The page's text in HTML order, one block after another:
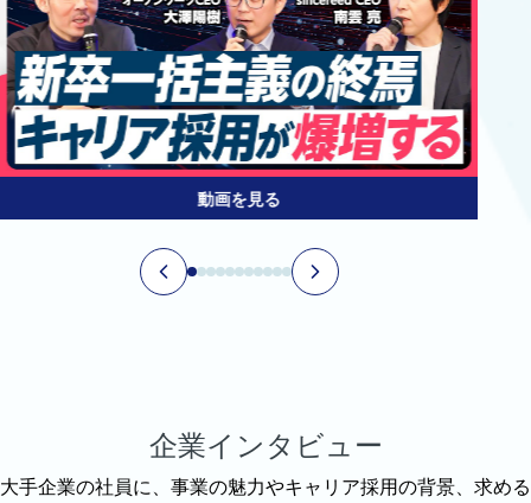
動画を見る
企業インタビュー
大手企業の社員に、事業の魅力やキャリア採用の背景、求める